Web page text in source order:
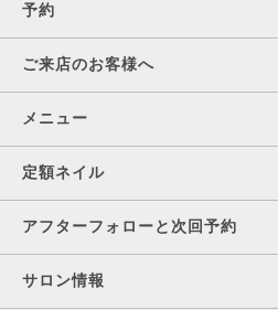
予約
ご来店のお客様へ
メニュー
定額ネイル
アフターフォローと次回予約
サロン情報